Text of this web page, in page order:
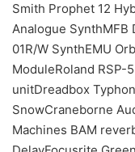
Smith Prophet 12
Analogue SynthMFB
01R/W SynthEMU
ModuleRoland RSP-
unitDreadbox
SnowCraneborne
Machines BAM